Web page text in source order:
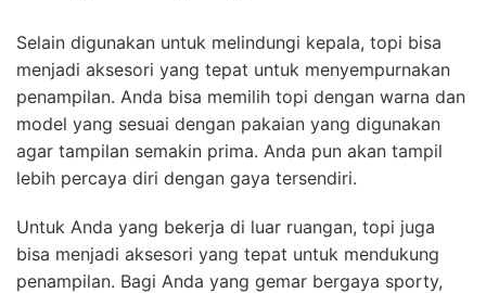
Selain digunakan untuk melindungi kepala, topi bisa
menjadi aksesori yang tepat untuk menyempurnakan
penampilan. Anda bisa memilih topi dengan warna dan
model yang sesuai dengan pakaian yang digunakan
agar tampilan semakin prima. Anda pun akan tampil
lebih percaya diri dengan gaya tersendiri.
Untuk Anda yang bekerja di luar ruangan, topi juga
bisa menjadi aksesori yang tepat untuk mendukung
penampilan. Bagi Anda yang gemar bergaya sporty,